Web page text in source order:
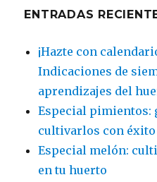
ENTRADAS
¡Hazte con
Indicaciones de
aprendizajes del
Especial pimientos:
cultivarlos con éxito
Especial melón:
en tu huerto